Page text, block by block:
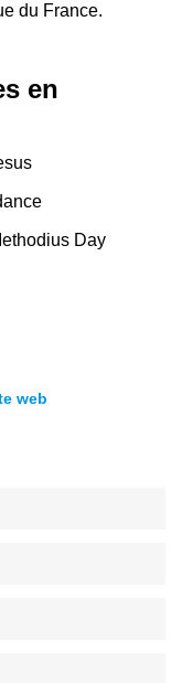
du France.
en
Day
web